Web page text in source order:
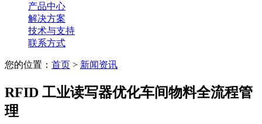
产品中心
解决方案
技术与支持
联系方式
您的位置： 首页 > 新闻资讯
RFID 工业读写器优化车间物料全流程管
理